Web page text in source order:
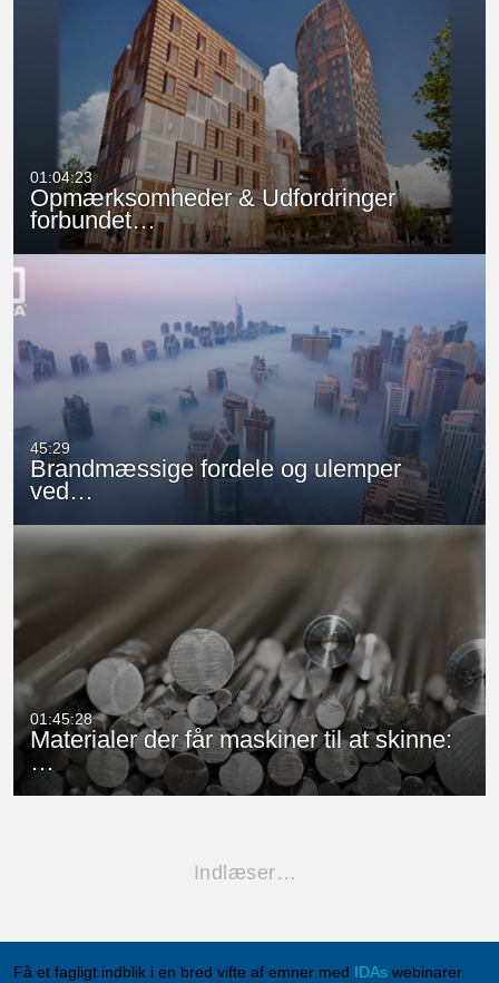
01:04:23
Opmærksomheder & Udfordringer
forbundet…
45:29
Brandmæssige fordele og ulemper
ved…
01:45:28
Materialer der får maskiner til at skinne:
…
Indlæser…
Få et fagligt indblik i en bred vifte af emner med IDAs webinarer.